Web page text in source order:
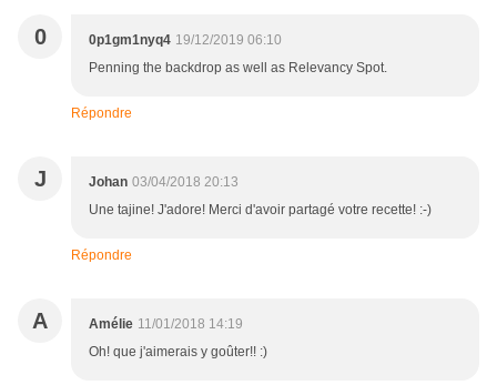
0 0p1gm1nyq4 19/12/2019 06:10
Penning the backdrop as well as Relevancy Spot.
Répondre
J Johan 03/04/2018 20:13
Une tajine! J'adore! Merci d'avoir partagé votre recette! :-)
Répondre
A Amélie 11/01/2018 14:19
Oh! que j'aimerais y goûter!! :)